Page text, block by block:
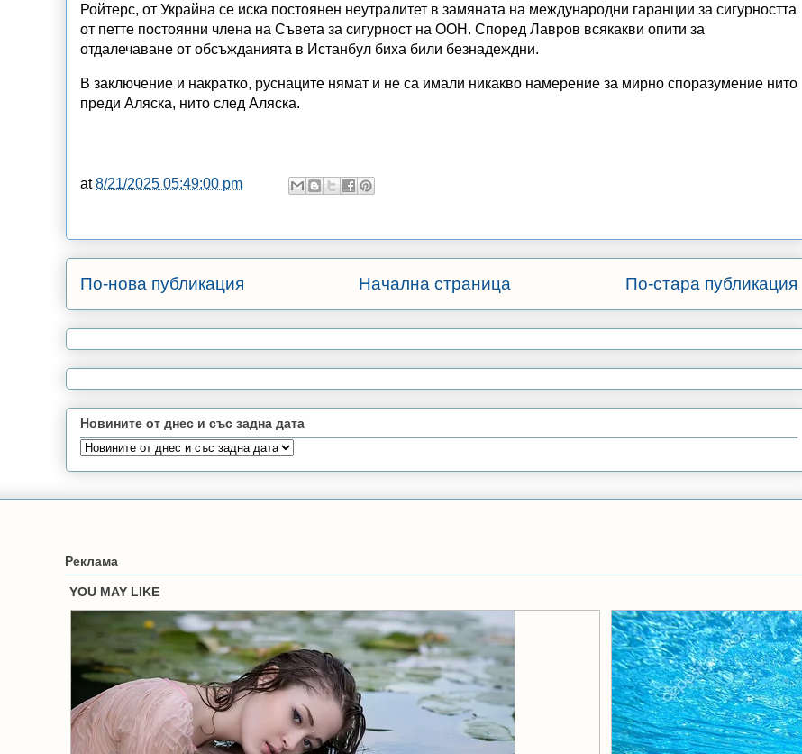
Ройтерс, от Украйна се иска постоянен неутралитет в замяната на международни гаранции за сигурността
от петте постоянни члена на Съвета за сигурност на ООН. Според Лавров всякакви опити за
отдалечаване от обсъжданията в Истанбул биха били безнадеждни.
В заключение и накратко, руснаците нямат и не са имали никакво намерение за мирно споразумение нито
преди Аляска, нито след Аляска.
at8/21/2025 05:49:00 pm
По-нова публикация По-стара публикация
Начална страница
Новините от днес и със задна дата
Реклама